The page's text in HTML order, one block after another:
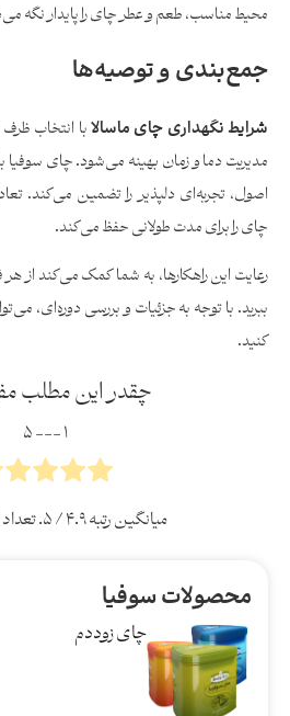
محیط مناسب، طعم و عطر چای را پایدار نگه
جمع‌بندی و توصیه‌ها
شرایط نگهداری چای ماسالابا انتخاب
مدیریت دما و زمان بهینه می‌شود. چای سوفیا
اصول، تجربه‌ای دلپذیر را تضمین می‌کند.
چای را برای مدت طولانی حفظ می‌کند.
رعایت این راهکارها، به شما کمک می‌کند از
ببرید. با توجه به جزئیات و بررسی دوره‌ای،
کنید.
چقدر این مطلب
۱ --- ۵
میانگین رتبه۴.۹/ ۵. تعداد امتیازات
محصولات سوفیا
چای زوددم